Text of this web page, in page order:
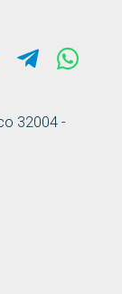
32004 -
Twitter Telegram